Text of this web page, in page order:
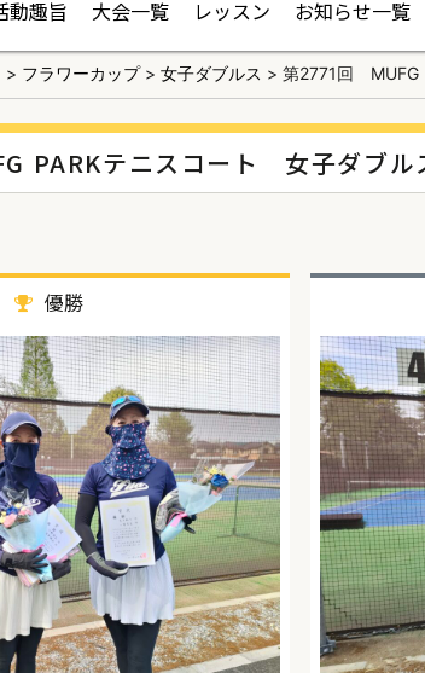
動趣旨 大会一覧 レッスン お知らせ一覧
> フラワーカップ> 女子ダブルス > 第2771回 MUFG
PARKテニスコート 女子ダブ
優勝